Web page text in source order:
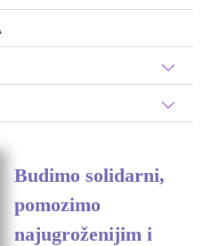
Budimo solidarni,
pomozimo
najugroženijim i